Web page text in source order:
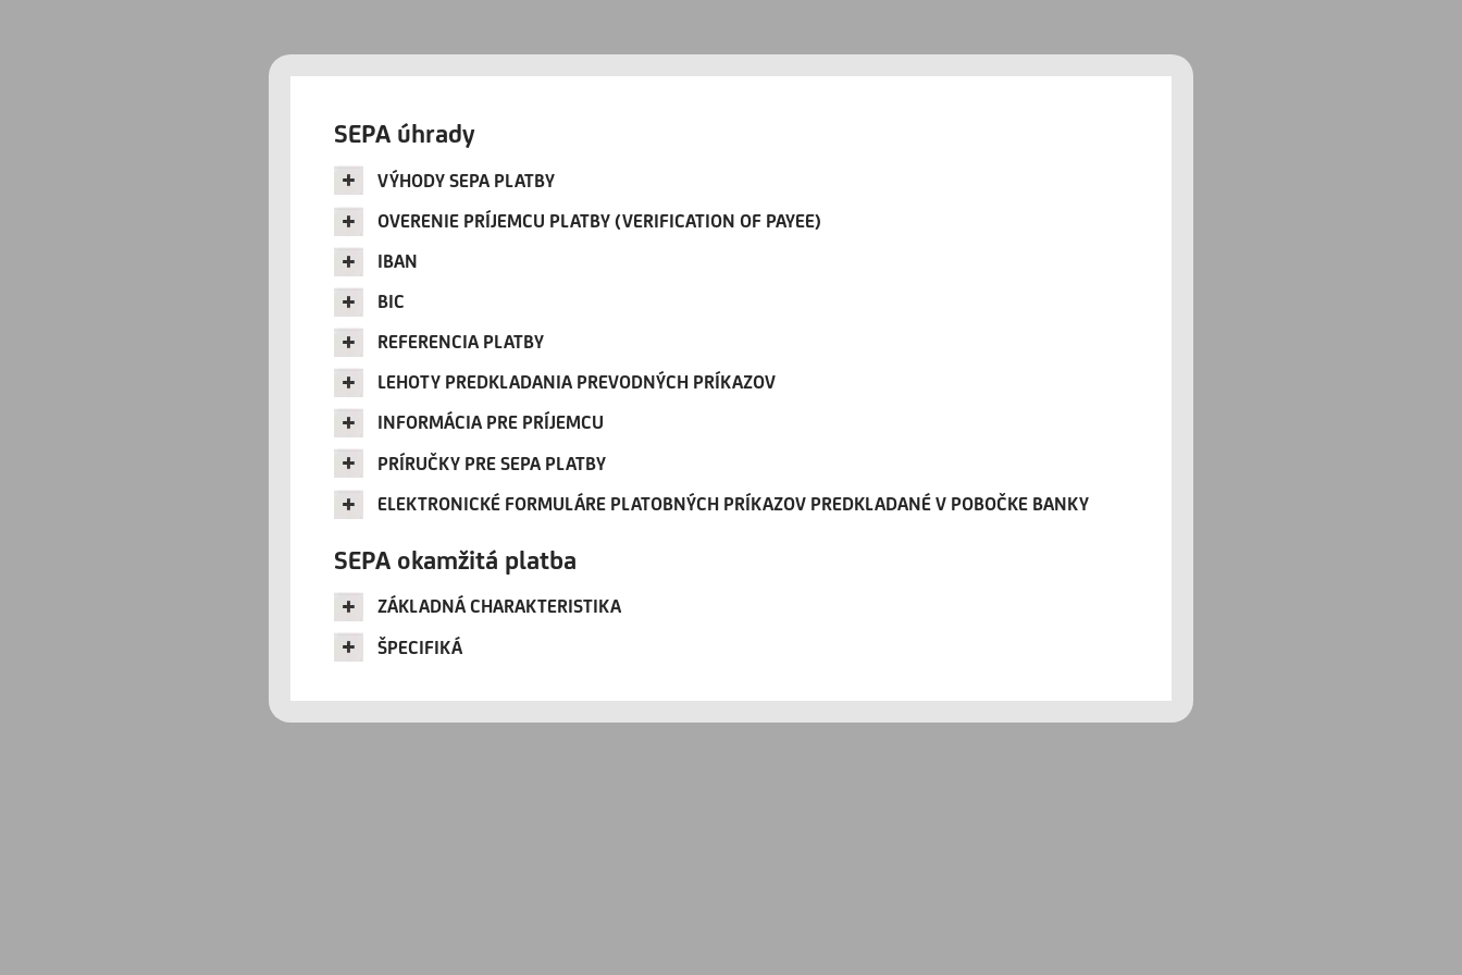
SEPA úhrady
VÝHODY SEPA PLATBY
OVERENIE PRÍJEMCU PLATBY (VERIFICATION OF PAYEE)
IBAN
BIC
REFERENCIA PLATBY
LEHOTY PREDKLADANIA PREVODNÝCH PRÍKAZOV
INFORMÁCIA PRE PRÍJEMCU
PRÍRUČKY PRE SEPA PLATBY
ELEKTRONICKÉ FORMULÁRE PLATOBNÝCH PRÍKAZOV PREDKLADANÉ V POBOČKE BANKY
SEPA okamžitá platba
ZÁKLADNÁ CHARAKTERISTIKA
ŠPECIFIKÁ